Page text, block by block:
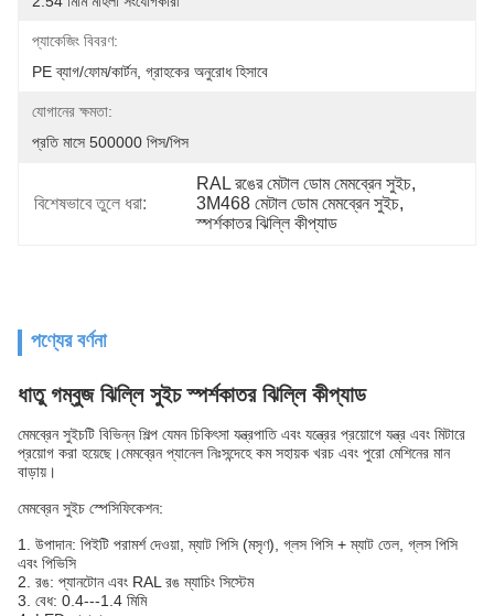
প্যাকেজিং বিবরণ:
PE ব্যাগ/ফোম/কার্টন, গ্রাহকের অনুরোধ হিসাবে
যোগানের ক্ষমতা:
প্রতি মাসে 500000 পিস/পিস
বিশেষভাবে তুলে ধরা:
RAL রঙের মেটাল ডোম মেমব্রেন সুইচ,
3M468 মেটাল ডোম মেমব্রেন সুইচ,
স্পর্শকাতর ঝিল্লি কীপ্যাড
পণ্যের বর্ণনা
ধাতু গম্বুজ ঝিল্লি সুইচ স্পর্শকাতর ঝিল্লি কীপ্যাড
মেমব্রেন সুইচটি বিভিন্ন শিল্প যেমন চিকিৎসা যন্ত্রপাতি এবং যন্ত্রের প্রয়োগে যন্ত্র এবং মিটারে
প্রয়োগ করা হয়েছে।মেমব্রেন প্যানেল নিঃসন্দেহে কম সহায়ক খরচ এবং পুরো মেশিনের মান
বাড়ায়।
মেমব্রেন সুইচ স্পেসিফিকেশন:
1. উপাদান: পিইটি পরামর্শ দেওয়া, ম্যাট পিসি (মসৃণ), গ্লস পিসি + ম্যাট তেল, গ্লস পিসি
এবং পিভিসি
2. রঙ: প্যানটোন এবং RAL রঙ ম্যাচিং সিস্টেম
3. বেধ: 0.4---1.4 মিমি